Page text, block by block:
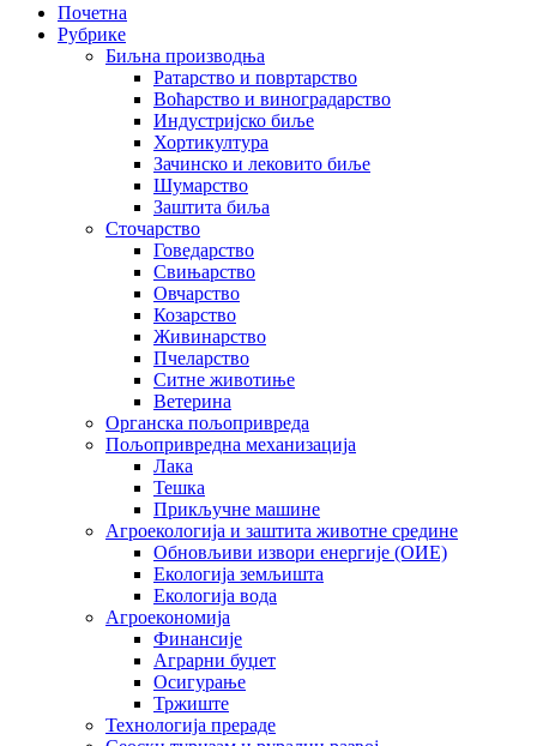
Почетна
Рубрике
Биљна производња
Ратарство и повртарство
Воћарство и виноградарство
Индустријско биље
Хортикултура
Зачинско и лековито биље
Шумарство
Заштита биља
Сточарство
Говедарство
Свињарство
Овчарство
Козарство
Живинарство
Пчеларство
Ситне животиње
Ветерина
Органска пољопривреда
Пољопривредна механизација
Лака
Тешка
Прикључне машине
Агроекологија и заштита животне средине
Обновљиви извори енергије (ОИЕ)
Екологија земљишта
Екологија вода
Агроекономија
Финансије
Аграрни буџет
Осигурање
Тржиште
Технологија прераде